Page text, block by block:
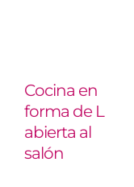
Cocina en
forma de L
abierta al
salón